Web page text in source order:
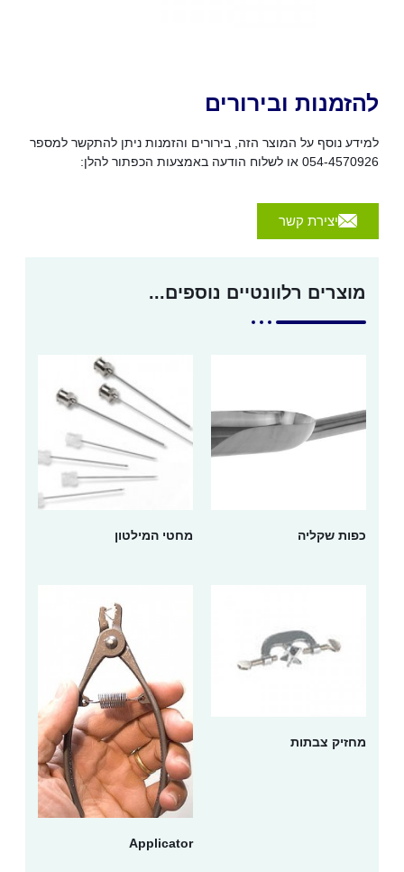
להזמנות ובירורים
למידע נוסף על המוצר הזה, בירורים והזמנות ניתן להתקשר למספר
054-4570926 או לשלוח הודעה באמצעות הכפתור להלן:
יצירת קשר
מוצרים רלוונטיים נוספים...
כפות שקליה מחטי המילטון
מחזיק צבתות
Applicator